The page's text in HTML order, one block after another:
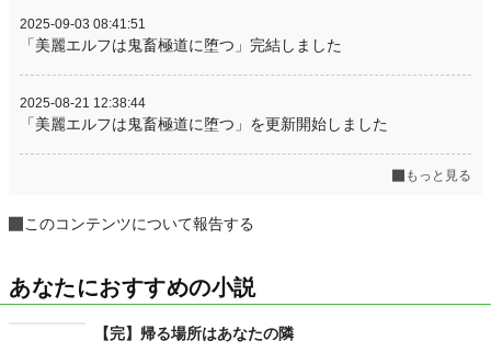
2025-09-03 08:41:51
「美麗エルフは鬼畜極道に堕つ」完結しました
2025-08-21 12:38:44
「美麗エルフは鬼畜極道に堕つ」を更新開始しました
もっと見る
このコンテンツについて報告する
あなたにおすすめの小説
【完】帰る場所はあなたの隣